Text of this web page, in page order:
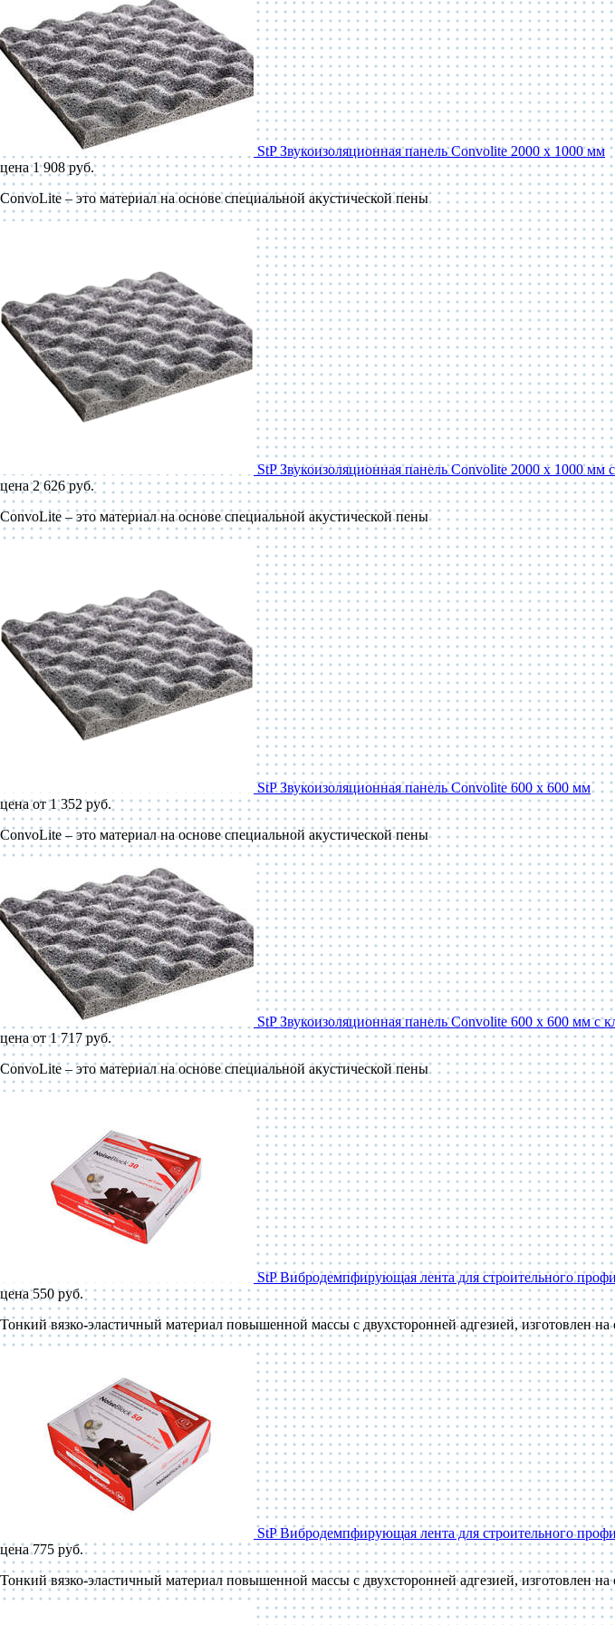
StP Звукоизоляционная панель Convolite 2000 x 1000 мм
цена 1 908 руб.
ConvoLite – это материал на основе специальной акустической пены
StP Звукоизоляционная панель Convolite 2000 x 1000 мм
цена 2 626 руб.
ConvoLite – это материал на основе специальной акустической пены
StP Звукоизоляционная панель Convolite 600 x 600 мм
цена от 1 352 руб.
ConvoLite – это материал на основе специальной акустической пены
StP Звукоизоляционная панель Convolite 600 x 600 мм с
цена от 1 717 руб.
ConvoLite – это материал на основе специальной акустической пены
StP Вибродемпфирующая лента для строительного
цена 550 руб.
Тонкий вязко-эластичный материал повышенной массы с двухсторонней адгезией, изготовлен
StP Вибродемпфирующая лента для строительного
цена 775 руб.
Тонкий вязко-эластичный материал повышенной массы с двухсторонней адгезией, изготовлен